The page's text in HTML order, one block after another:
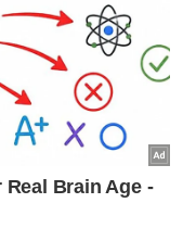
Tunas
-